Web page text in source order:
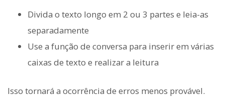
Divida o texto longo em 2 ou 3 partes e leia-as
separadamente
Use a função de conversa para inserir em várias
caixas de texto e realizar a leitura
Isso tornará a ocorrência de erros menos provável.